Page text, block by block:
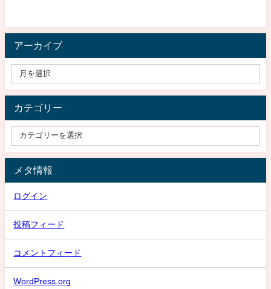
アーカイブ
カテゴリー
メタ情報
ログイン
投稿フィード
コメントフィード
WordPress.org